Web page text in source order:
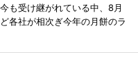
も受け継がれている中、8月
各社が相次ぎ今年の月餅のラ